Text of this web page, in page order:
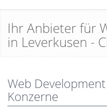
Ihr Anbieter für
in Leverkusen -
Web
Konzerne